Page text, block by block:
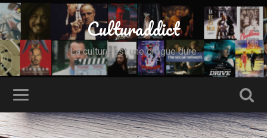
Culturaddict
La culture est une drogue dure